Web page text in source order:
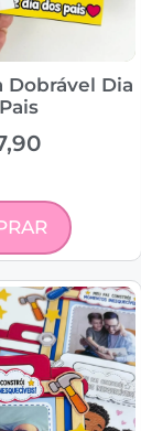
Dobrável Dia